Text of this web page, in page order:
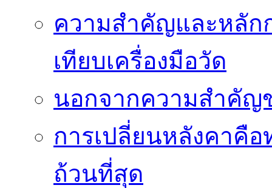
ความสำคัญและหลัก
เทียบเครื่องมือวัด
นอกจากความสำคัญ
การเปลี่ยนหลังคาคื
ถ้วนที่สุด